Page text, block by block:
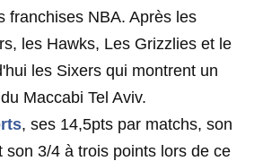
franchises NBA. Après les
les Hawks, Les Grizzlies et le
les Sixers qui montrent un
Maccabi Tel Aviv.
, ses 14,5pts par matchs, son
son 3/4 à trois points lors de ce